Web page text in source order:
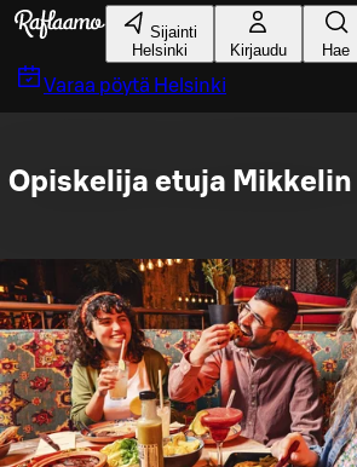
Siirry pääsisältöön
Sijainti
Helsinki
Kirjaudu Hae
Varaa pöytä Helsinki
Opiskelija etuja